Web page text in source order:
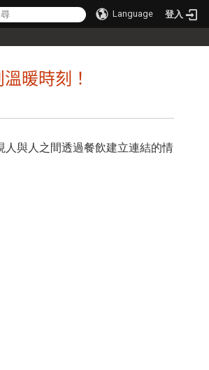
Language 登入
暖時刻！
人與人之間透過餐飲建立連結的情